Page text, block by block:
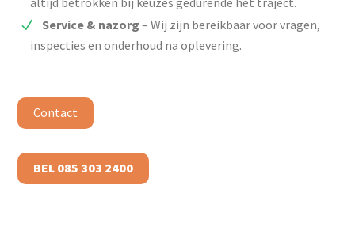
Service & nazorg – Wij zijn bereikbaar voor vragen,
inspecties en onderhoud na oplevering.
Contact
BEL 085 303 2400